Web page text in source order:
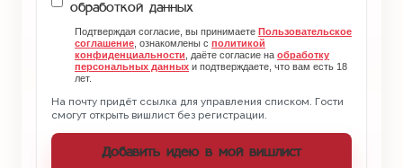
обработкой данных
Подтверждая согласие, вы принимаете Пользовательское
соглашение , ознакомлены с политикой
конфиденциальности , даёте согласие на обработку
персональных данных и подтверждаете, что вам есть 18
лет.
На почту придёт ссылка для управления списком. Гости
смогут открыть вишлист без регистрации.
Добавить идею в мой вишлист